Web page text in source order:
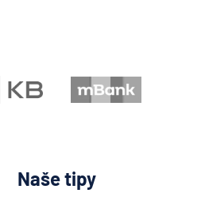
Naše tipy